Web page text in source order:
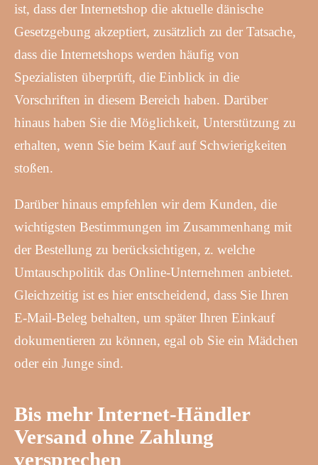
ist, dass der Internetshop die aktuelle dänische
Gesetzgebung akzeptiert, zusätzlich zu der Tatsache,
dass die Internetshops werden häufig von
Spezialisten überprüft, die Einblick in die
Vorschriften in diesem Bereich haben. Darüber
hinaus haben Sie die Möglichkeit, Unterstützung zu
erhalten, wenn Sie beim Kauf auf Schwierigkeiten
stoßen.
Darüber hinaus empfehlen wir dem Kunden, die
wichtigsten Bestimmungen im Zusammenhang mit
der Bestellung zu berücksichtigen, z. welche
Umtauschpolitik das Online-Unternehmen anbietet.
Gleichzeitig ist es hier entscheidend, dass Sie Ihren
E-Mail-Beleg behalten, um später Ihren Einkauf
dokumentieren zu können, egal ob Sie ein Mädchen
oder ein Junge sind.
Bis mehr Internet-Händler
Versand ohne Zahlung
versprechen